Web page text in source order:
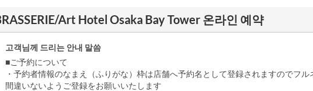
Art Hotel Osaka Bay Tower 온라인 예약
고객님께 드리는 안내 말씀
■ご予約について
・予約者情報のなまえ（ふりがな）枠は店舗へ予約名として登録されますのでフル
間違いないようご登録をお願いいたします